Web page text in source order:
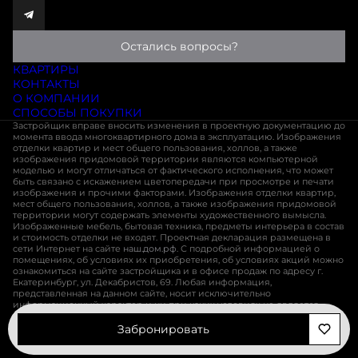
Остались вопросы?
КВАРТИРЫ
КОНТАКТЫ
О КОМПАНИИ
СПОСОБЫ ПОКУПКИ
Застройщик вправе вносить изменения в проектную документацию до
момента ввода многоквартирного дома в эксплуатацию. Изображения
отделки квартир и мест общего пользования, холлов, а также
изображения придомовой территории являются компьютерной
моделью и могут отличаться от фактического исполнения, что может
быть связано с искажением цветопередачи при просмотре и печати
изображения и прочими факторами. Изображения отделки квартир,
мест общего пользования, холлов, а также изображения придомовой
территории могут содержать элементы художественного вымысла.
Изображенные мебель, бытовая техника, предметы интерьера в состав
и стоимость отделки не входят. Проектная декларация размещена в
сети Интернет на сайте наш.дом.рф. С подробной информацией о
помещениях, об условиях их приобретения, об условиях акций можно
ознакомиться на сайте застройщика и в офисе продаж по адресу г.
Екатеринбург, ул. Декабристов, 69. Любая информация,
представленная на данном сайте, носит исключительно
информационный характер и ни при каких условиях не является
публичной офертой, определяемой положениями статьи 437 ГК РФ
Забронировать